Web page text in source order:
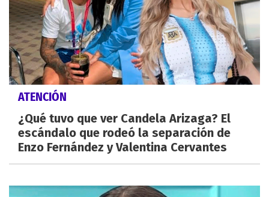
ATENCIÓN
¿Qué tuvo que ver Candela Arizaga? El
escándalo que rodeó la separación de
Enzo Fernández y Valentina Cervantes